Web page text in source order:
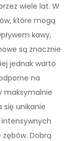
wiele lat. W
które mogą
kawy,
są znacznie
jednak warto
na
maksymalnie
się unikanie
Dobrą